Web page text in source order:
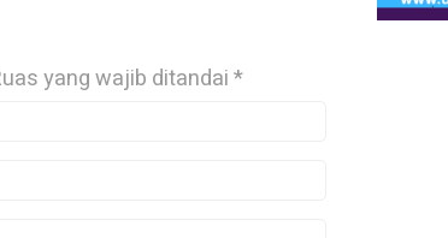
yang wajib ditandai*